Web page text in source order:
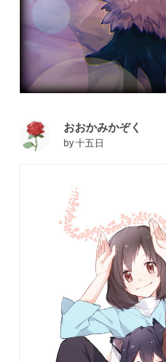
おおかみかぞく
by十五日